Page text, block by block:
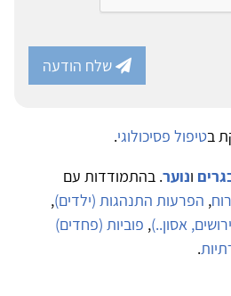
שלח הודעה
בטיפול פסיכולוגי.
ונוער. בהתמודדות עם
, הפרעות התנהגות (ילדים),
אסון..), פוביות (פחדים)
.